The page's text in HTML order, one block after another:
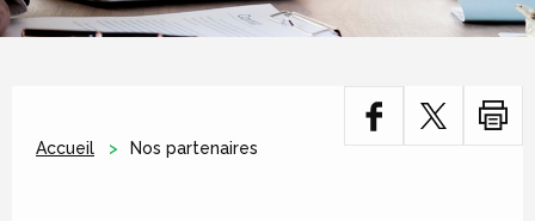
Accueil Nos partenaires